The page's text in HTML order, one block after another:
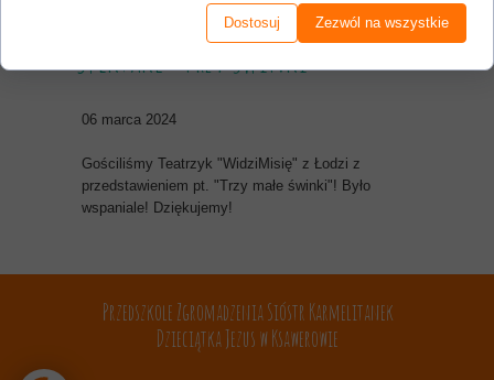
06 marca 2024
Spektakl "Trzy Świnki"
Gościliśmy Teatrzyk "WidziMisię" z Łodzi z
przedstawieniem pt. "Trzy małe świnki"! Było
wspaniale! Dziękujemy!
Przedszkole Zgromadzenia Sióstr Karmelitanek
Dzieciątka Jezus w Ksawerowie
Dostosuj Zezwól na wszystkie